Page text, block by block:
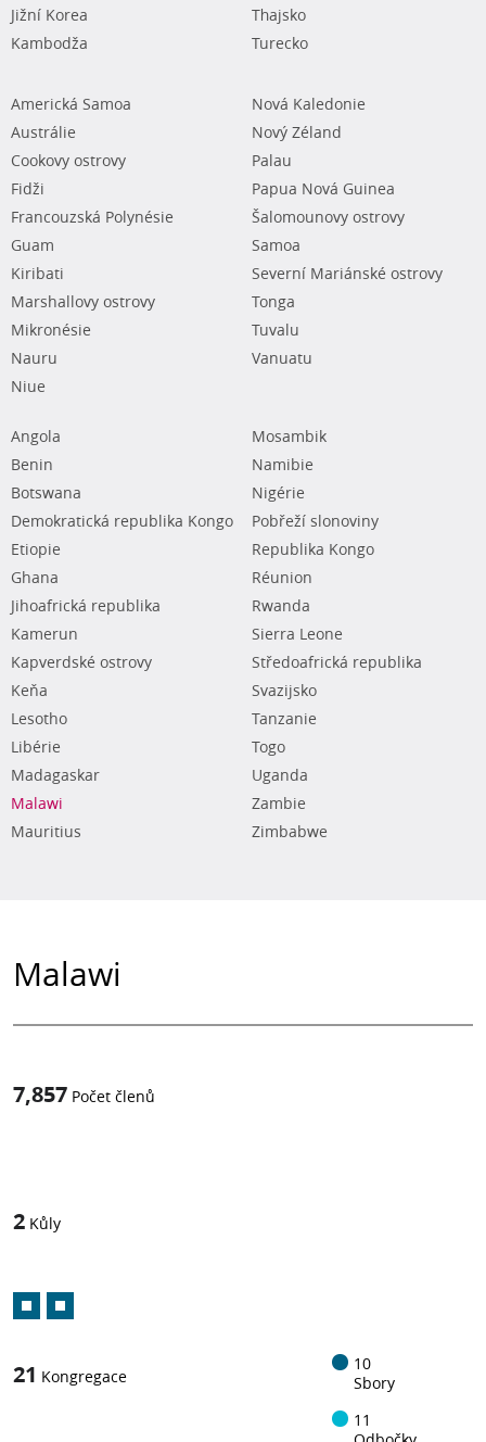
Jižní Korea
Kambodža
Thajsko
Turecko
Americká Samoa
Austrálie
Cookovy ostrovy
Fidži
Francouzská Polynésie
Guam
Kiribati
Marshallovy ostrovy
Mikronésie
Nauru
Niue
Nová Kaledonie
Nový Zéland
Palau
Papua Nová Guinea
Šalomounovy ostrovy
Samoa
Severní Mariánské ostrovy
Tonga
Tuvalu
Vanuatu
Angola
Benin
Botswana
Demokratická republika Kongo
Etiopie
Ghana
Jihoafrická republika
Kamerun
Kapverdské ostrovy
Keňa
Lesotho
Libérie
Madagaskar
Malawi
Mauritius
Mosambik
Namibie
Nigérie
Pobřeží slonoviny
Republika Kongo
Réunion
Rwanda
Sierra Leone
Středoafrická republika
Svazijsko
Tanzanie
Togo
Uganda
Zambie
Zimbabwe
Malawi
7,857 Počet členů
2 Kůly
21 Kongregace
10
Sbory
11